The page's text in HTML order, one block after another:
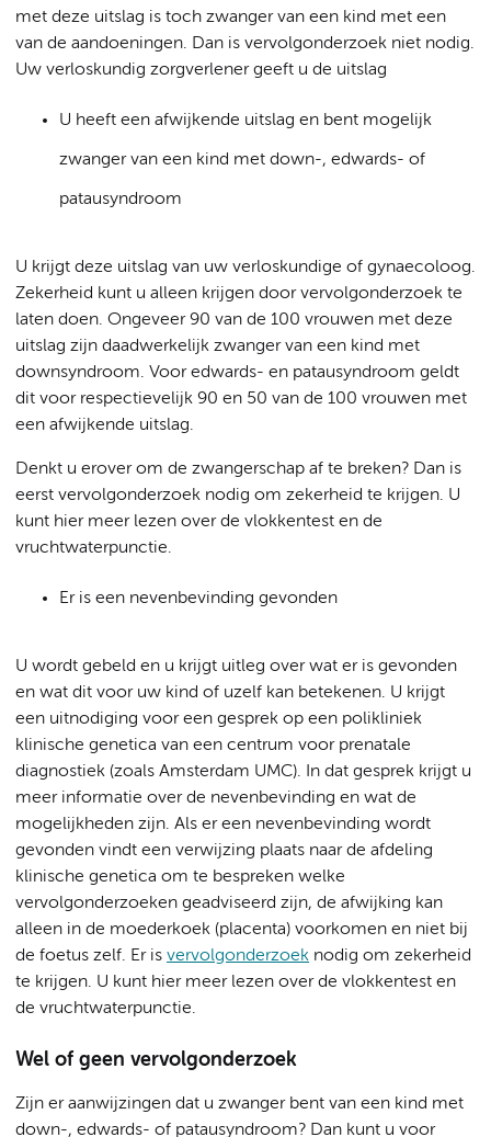
met deze uitslag is toch zwanger van een kind met een
van de aandoeningen. Dan is vervolgonderzoek niet nodig.
Uw verloskundig zorgverlener geeft u de uitslag
U heeft een afwijkende uitslag en bent mogelijk
zwanger van een kind met down-, edwards- of
patausyndroom
U krijgt deze uitslag van uw verloskundige of gynaecoloog.
Zekerheid kunt u alleen krijgen door vervolgonderzoek te
laten doen. Ongeveer 90 van de 100 vrouwen met deze
uitslag zijn daadwerkelijk zwanger van een kind met
downsyndroom. Voor edwards- en patausyndroom geldt
dit voor respectievelijk 90 en 50 van de 100 vrouwen met
een afwijkende uitslag.
Denkt u erover om de zwangerschap af te breken? Dan is
eerst vervolgonderzoek nodig om zekerheid te krijgen. U
kunt hier meer lezen over de vlokkentest en de
vruchtwaterpunctie.
Er is een nevenbevinding gevonden
U wordt gebeld en u krijgt uitleg over wat er is gevonden
en wat dit voor uw kind of uzelf kan betekenen. U krijgt
een uitnodiging voor een gesprek op een polikliniek
klinische genetica van een centrum voor prenatale
diagnostiek (zoals Amsterdam UMC). In dat gesprek krijgt u
meer informatie over de nevenbevinding en wat de
mogelijkheden zijn. Als er een nevenbevinding wordt
gevonden vindt een verwijzing plaats naar de afdeling
klinische genetica om te bespreken welke
vervolgonderzoeken geadviseerd zijn, de afwijking kan
alleen in de moederkoek (placenta) voorkomen en niet bij
de foetus zelf. Er is vervolgonderzoek nodig om zekerheid
te krijgen. U kunt hier meer lezen over de vlokkentest en
de vruchtwaterpunctie.
Wel of geen vervolgonderzoek
Zijn er aanwijzingen dat u zwanger bent van een kind met
down-, edwards- of patausyndroom? Dan kunt u voor